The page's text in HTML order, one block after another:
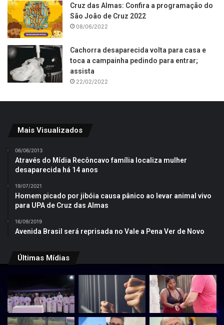
Cruz das Almas: Confira a programação do
São João de Cruz 2022
08/06/2022
Cachorra desaparecida volta para casa e
toca a campainha pedindo para entrar;
assista
22/02/2022
Mais Visualizados
06/06/2013
Através do Mídia Recôncavo família localiza mulher
desaparecida há 14 anos
19/07/2021
Homem picado por jibóia causa pânico ao levar animal vivo
para UPA de Cruz das Almas
16/09/2019
Avenida Brasil será reprisada no Vale a Pena Ver de Novo
Últimas Mídias